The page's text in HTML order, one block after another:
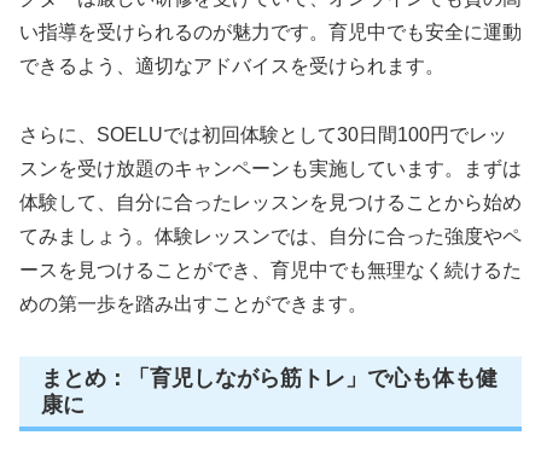
い指導を受けられるのが魅力です。育児中でも安全に運動
できるよう、適切なアドバイスを受けられます。
さらに、SOELUでは初回体験として30日間100円でレッ
スンを受け放題のキャンペーンも実施しています。まずは
体験して、自分に合ったレッスンを見つけることから始め
てみましょう。体験レッスンでは、自分に合った強度やペ
ースを見つけることができ、育児中でも無理なく続けるた
めの第一歩を踏み出すことができます。
まとめ：「育児しながら筋トレ」で心も体も健
康に